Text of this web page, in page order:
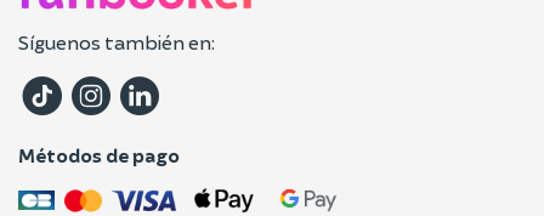
Síguenos también en:
Métodos de pago